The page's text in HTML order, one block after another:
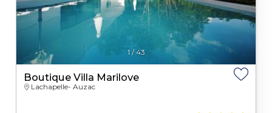
1/43
Boutique Villa Marilove
Lachapelle- Auzac